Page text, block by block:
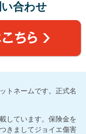
合わせ
トネームです。正式名
しています。保険金を
きましてジョイエ傷害